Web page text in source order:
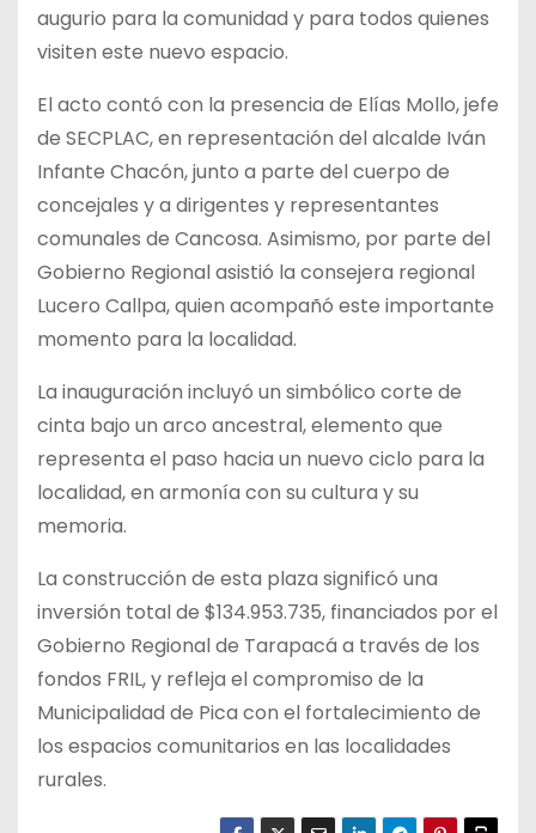
augurio para la comunidad y para todos quienes
visiten este nuevo espacio.
El acto contó con la presencia de Elías Mollo, jefe
de SECPLAC, en representación del alcalde Iván
Infante Chacón, junto a parte del cuerpo de
concejales y a dirigentes y representantes
comunales de Cancosa. Asimismo, por parte del
Gobierno Regional asistió la consejera regional
Lucero Callpa, quien acompañó este importante
momento para la localidad.
La inauguración incluyó un simbólico corte de
cinta bajo un arco ancestral, elemento que
representa el paso hacia un nuevo ciclo para la
localidad, en armonía con su cultura y su
memoria.
La construcción de esta plaza significó una
inversión total de $134.953.735, financiados por el
Gobierno Regional de Tarapacá a través de los
fondos FRIL, y refleja el compromiso de la
Municipalidad de Pica con el fortalecimiento de
los espacios comunitarios en las localidades
rurales.